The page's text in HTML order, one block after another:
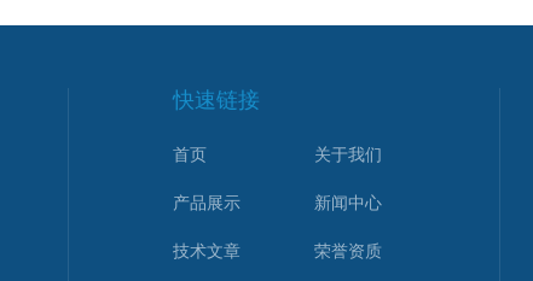
快速链接
首页 关于我们
产品展示 新闻中心
技术文章 荣誉资质